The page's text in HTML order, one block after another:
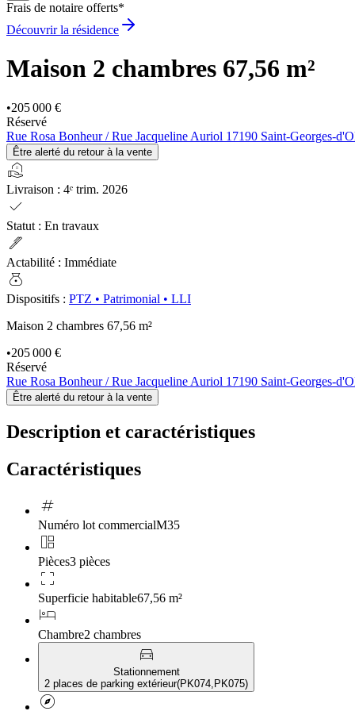
Frais de notaire offerts*
Découvrir la résidence
Maison 2 chambres 67,56 m²
•205 000 €
Réservé
Rue Rosa Bonheur / Rue Jacqueline Auriol 17190 Saint-Georges-
Être alerté du retour à la vente
real_estate_agent
Livraison : 4ᵉ trim. 2026
check
Statut : En travaux
ink_pen
Actabilité : Immédiate
money_bag
Dispositifs : PTZ • Patrimonial • LLI
Maison 2 chambres 67,56 m²
•205 000 €
Réservé
Rue Rosa Bonheur / Rue Jacqueline Auriol 17190 Saint-Georges-
Être alerté du retour à la vente
Description et caractéristiques
Caractéristiques
tag
Numéro lot commercialM35
auto_awesome_mosaic
Pièces3 pièces
crop_free
Superficie habitable67,56 m²
hotel
Chambre2 chambres
directions_car
Stationnement
2 places de parking extérieur(PK074,PK075)
explore